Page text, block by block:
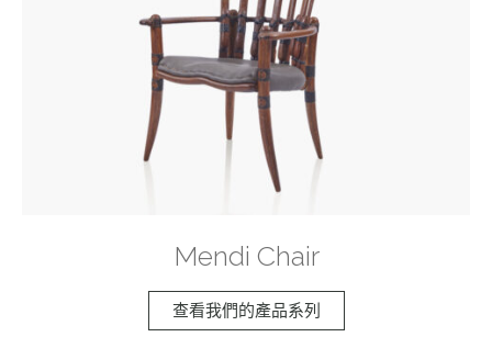
Mendi Chair
查看我們的產品系列